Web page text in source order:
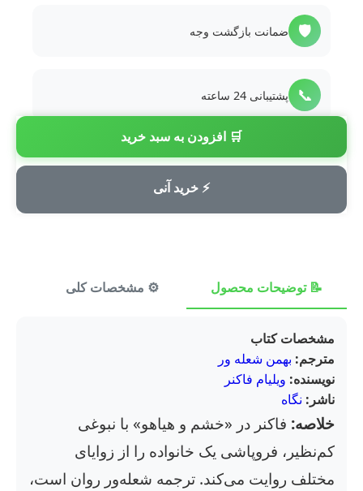
🛒 افزودن به سبد خرید
⚡ خرید آنی
🛡️ ضمانت بازگشت وجه
📞 پشتیبانی 24 ساعته
💳 پرداخت امن
📝 توضیحات محصول ⚙️ مشخصات کلی
مشخصات کتاب
مترجم: بهمن شعله ور
نویسنده: ویلیام فاکنر
ناشر: نگاه
خلاصه: فاکنر در «خشم و هیاهو» با نبوغی
کم‌نظیر، فروپاشی یک خانواده را از زوایای
مختلف روایت می‌کند. ترجمه شعله‌ور روان است،